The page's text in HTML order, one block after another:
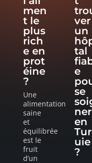
men
t le
plus
rich
e en
prot
éine
?
Une
alimentation
saine
et
équilibrée
est le
fruit
d’un
ver
un
tal
e
se
ner
en
uie
?